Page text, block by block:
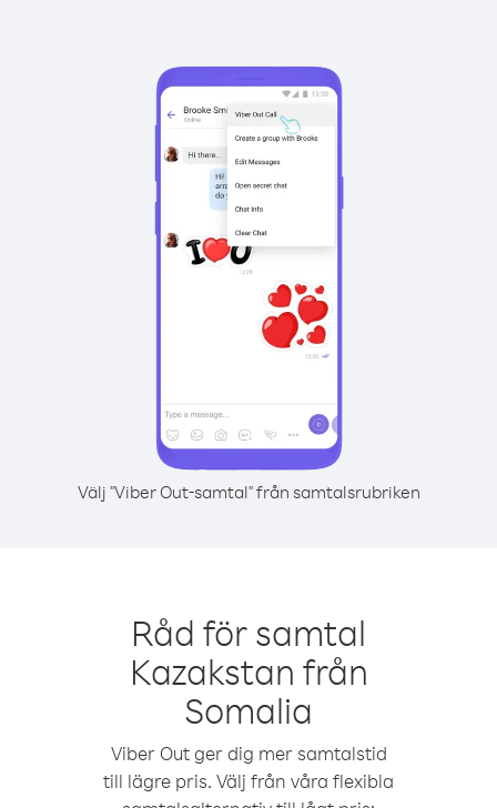
Välj "Viber Out-samtal" från samtalsrubriken
Råd för samtal
Kazakstan från
Somalia
Viber Out ger dig mer samtalstid
till lägre pris. Välj från våra flexibla